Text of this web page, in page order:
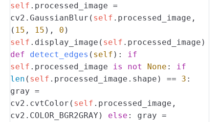
self .processed_image =
cv2.GaussianBlur( self .processed_image,
( 15 , 15 ), 0 )
self .display_image( self .processed_image)
def
detect_edges ( self ):
if
self .processed_image is not None :
if
len ( self .processed_image.shape) == 3 :
gray =
cv2.cvtColor( self .processed_image,
cv2.COLOR_BGR2GRAY)
else :
gray =